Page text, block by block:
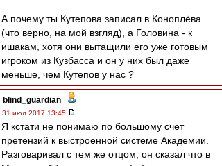
А почему ты Кутепова записал в Коноплёва
(что верно, на мой взгляд), а Головина - к
ишакам, хотя они вытащили его уже готовым
игроком из Кузбасса и он у них был даже
меньше, чем Кутепов у нас ?
blind_guardian -
31 июл 2017 13:45
Я кстати не понимаю по большому счёт
претензий к выстроенной системе Академии.
Разговаривал с тем же отцом, он сказал что в